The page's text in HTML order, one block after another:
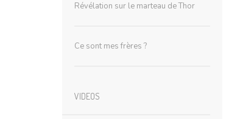
Révélation sur le marteau de Thor
Ce sont mes frères ?
VIDEOS